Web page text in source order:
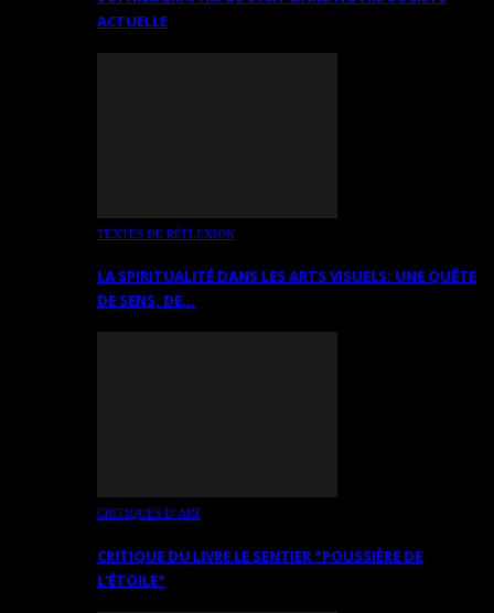
ACTUELLE
TEXTES DE RÉFLEXION
LA SPIRITUALITÉ DANS LES ARTS VISUELS: UNE QUÊTE
DE SENS, DE…
CRITIQUES D’ART
CRITIQUE DU LIVRE LE SENTIER *POUSSIÈRE DE
L’ÉTOILE*